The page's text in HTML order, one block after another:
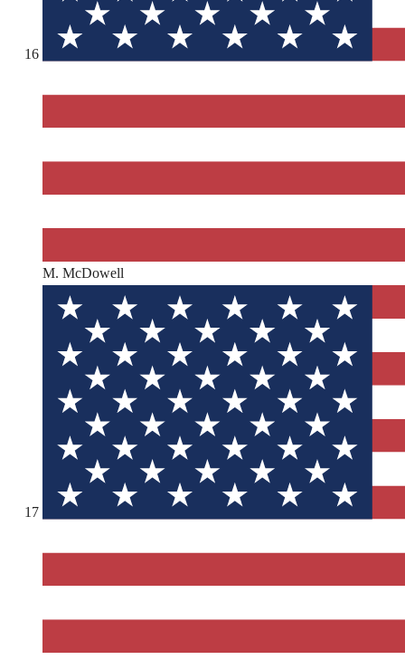
16
M. McDowell
17